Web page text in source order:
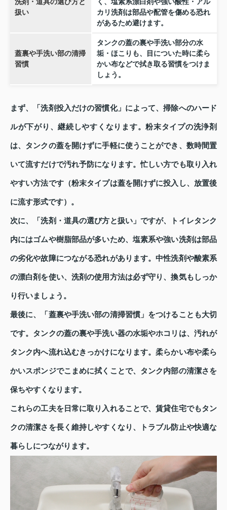
洗剤・道具の選び方と
扱い
く、塩素系漂白剤や強い酸性・アル
カリ洗剤は部品や配管を傷める恐れ
があるため避けます。
蓋裏や手洗い部の清掃
習慣
タンクの蓋の裏や手洗い部分の水
垢・ほこりも、目についた時に柔ら
かい布などで拭き取る習慣をつけま
しょう。
まず、「洗剤投入だけの習慣化」によって、掃除へのハード
ルが下がり、継続しやすくなります。粉末タイプの洗浄剤
は、タンクの蓋を開けずに手軽に使うことができ、数時間置
いて流すだけで汚れ予防になります。忙しい方でも取り入れ
やすい方法です（粉末タイプは蓋を開けずに投入し、放置後
に流す形式です）。
次に、「洗剤・道具の選び方と扱い」ですが、トイレタンク
内にはゴムや樹脂部品が多いため、塩素系や強い洗剤は部品
の劣化や故障につながる恐れがあります。中性洗剤や酸素系
の漂白剤を使い、洗剤の使用方法は必ず守り、換気もしっか
り行いましょう。
最後に、「蓋裏や手洗い部の清掃習慣」をつけることも大切
です。タンクの蓋の裏や手洗い器の水垢やホコリは、汚れが
タンク内へ流れ込むきっかけになります。柔らかい布や柔ら
かいスポンジでこまめに拭くことで、タンク内部の清潔さを
保ちやすくなります。
これらの工夫を日常に取り入れることで、賃貸住宅でもタン
クの清潔さを長く維持しやすくなり、トラブル防止や快適な
暮らしにつながります。